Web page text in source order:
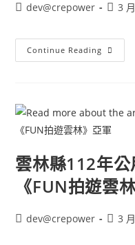
dev@crepower 3
Continue Reading
雲林縣112年
《FUN拍遊雲
dev@crepower 3